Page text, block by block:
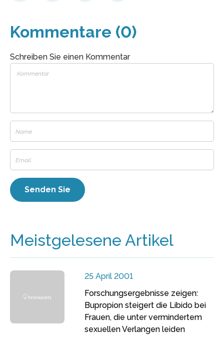
Kommentare (0)
Schreiben Sie einen Kommentar
Meistgelesene Artikel
25 April 2001
Forschungsergebnisse zeigen:
Bupropion steigert die Libido bei
Frauen, die unter vermindertem
sexuellen Verlangen leiden